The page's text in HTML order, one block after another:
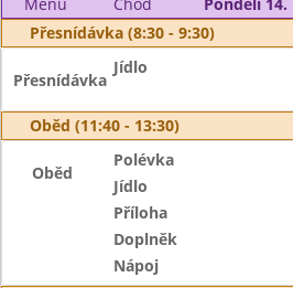
Přesnídávka (8:30 - 9:30)
Přesnídávka
Jídlo
Oběd (11:40 - 13:30)
Oběd
Polévka
Jídlo
Příloha
Doplněk
Nápoj